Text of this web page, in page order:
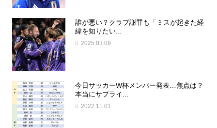
誰が悪い？クラブ謝罪も「ミスが起きた経
緯を知りたい...
2025.03.09
今日サッカーW杯メンバー発表…焦点は？
本当にサプライ...
2022.11.01